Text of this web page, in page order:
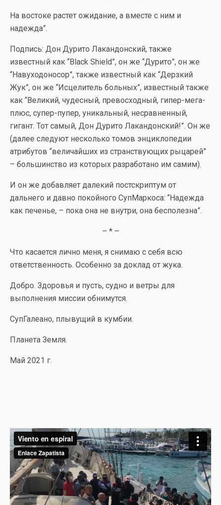
На востоке растет ожидание, а вместе с ним и
надежда”.
Подпись: Дон Дурито Лакандонский, также
известный как “Black Shield”, он же “Дурито”, он же
“Навуходоносор”, также известный как “Дерзкий
Жук”, он же “Исцелитель больных”, известный также
как “Великий, чудесный, превосходный, гипер-мега-
плюс, супер-пупер, уникальный, несравненный,
гигант. Тот самый, Дон Дурито Лакандонский!”. Он же
(далее следуют несколько томов энциклопедии
атрибутов “величайших из странствующих рыцарей”
– большинство из которых разработано им самим).
И он же добавляет далекий постскриптум от
дальнего и давно покойного СупМаркоса: “Надежда
как печенье, – пока она не внутри, она бесполезна”.
– * –
Что касается лично меня, я снимаю с себя всю
ответственность. Особенно за доклад от жука.
Добро. Здоровья и пусть, судно и ветры для
выполнения миссии обнимутся.
СупГалеано, плывущий в кумбии.
Планета Земля.
Май 2021 г.